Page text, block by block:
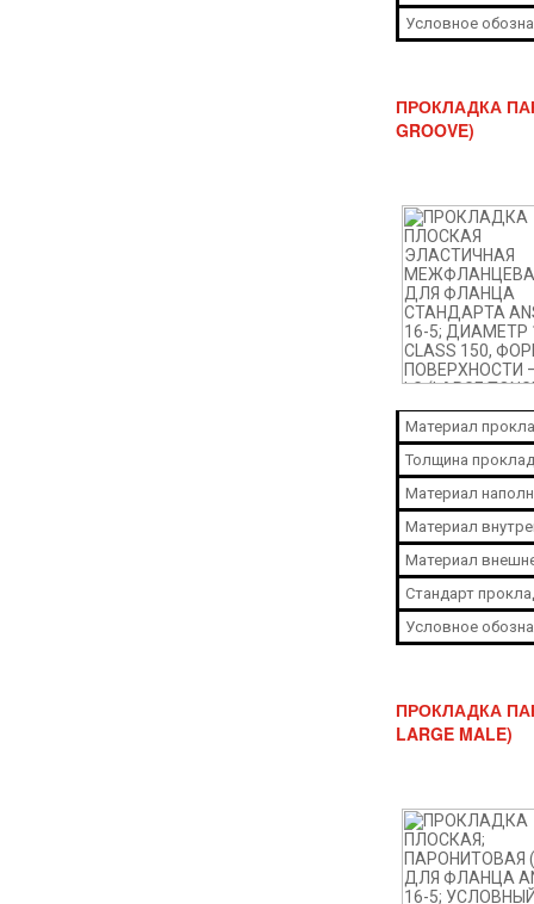
Условное
ПРОКЛАДКА
GROOVE)
Материал
Толщина
Материал
Материал
Материал
Стандарт
Условное
ПРОКЛАДКА
LARGE MALE)